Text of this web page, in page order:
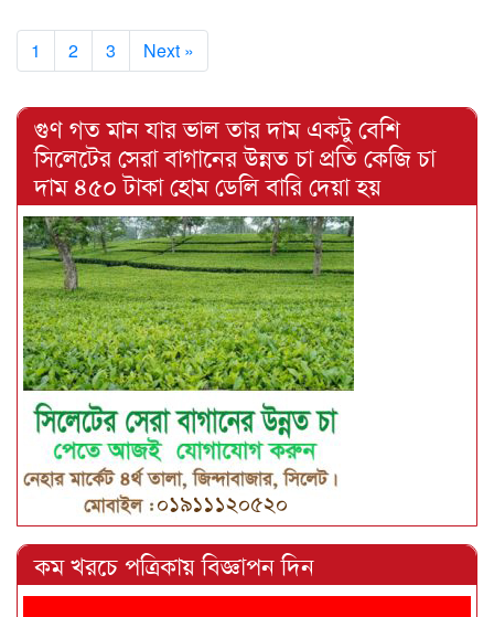
1 2 3 Next »
গুণ গত মান যার ভাল তার দাম একটু বেশি
সিলেটের সেরা বাগানের উন্নত চা প্রতি কেজি চা
দাম ৪৫০ টাকা হোম ডেলি বারি দেয়া হয়
কম খরচে পত্রিকায় বিজ্ঞাপন দিন